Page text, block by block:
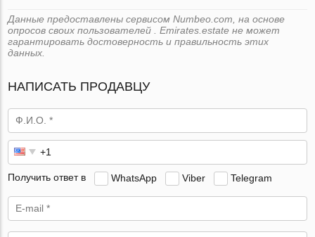
Данные предоставлены сервисом Numbeo.com, на основе
опросов своих пользователей . Emirates.estate не может
гарантировать достоверность и правильность этих
данных.
НАПИСАТЬ ПРОДАВЦУ
Получить ответ в WhatsApp Viber Telegram